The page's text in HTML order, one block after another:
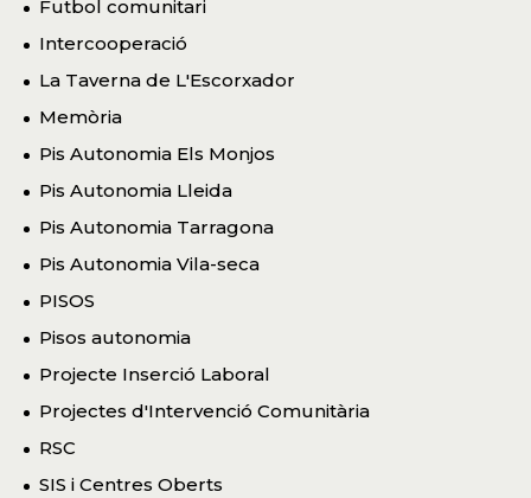
Futbol comunitari
Intercooperació
La Taverna de L'Escorxador
Memòria
Pis Autonomia Els Monjos
Pis Autonomia Lleida
Pis Autonomia Tarragona
Pis Autonomia Vila-seca
PISOS
Pisos autonomia
Projecte Inserció Laboral
Projectes d'Intervenció Comunitària
RSC
SIS i Centres Oberts